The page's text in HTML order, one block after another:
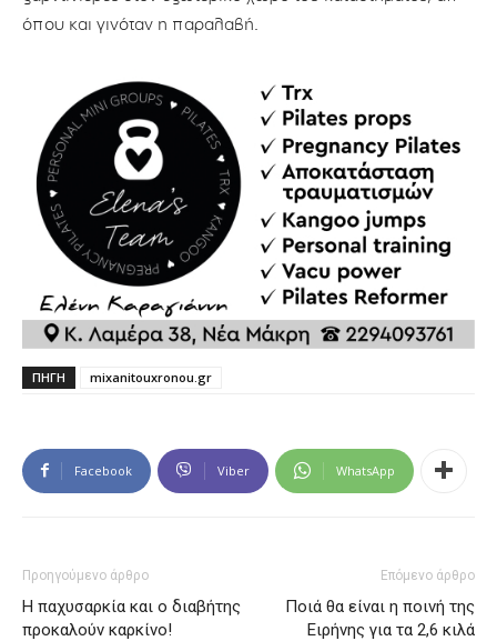
όπου και γινόταν η παραλαβή.
ΠΗΓΗ mixanitouxronou.gr
Facebook Viber WhatsApp
Προηγούμενο άρθρο
Η παχυσαρκία και ο διαβήτης
προκαλούν καρκίνο!
Επόμενο άρθρο
Ποιά θα είναι η ποινή της
Ειρήνης για τα 2,6 κιλά